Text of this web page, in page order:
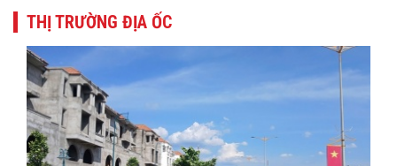
THỊ TRƯỜNG ĐỊA ỐC